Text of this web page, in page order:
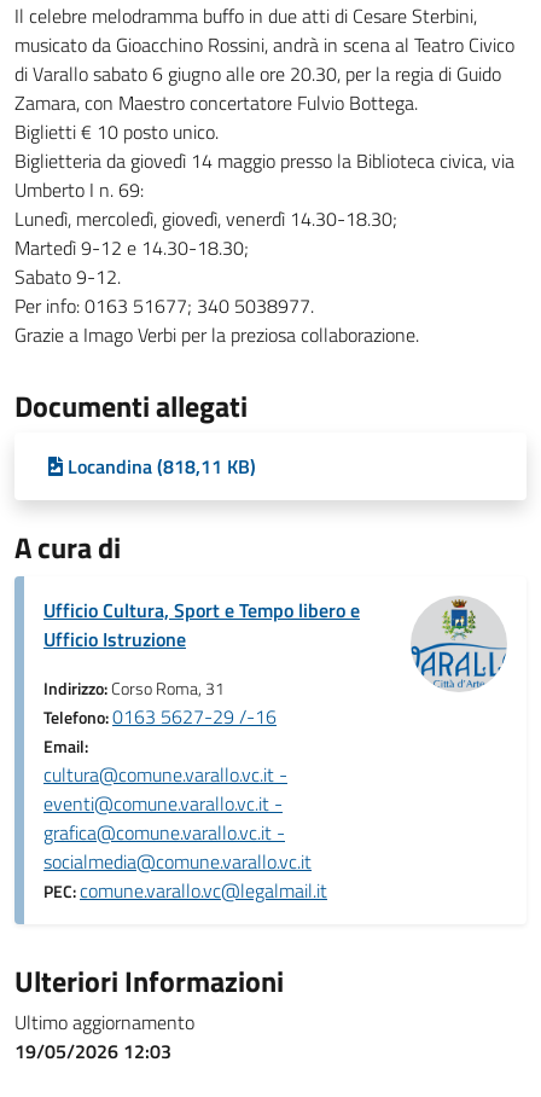
Il celebre melodramma buffo in due atti di Cesare Sterbini,
musicato da Gioacchino Rossini, andrà in scena al Teatro Civico
di Varallo sabato 6 giugno alle ore 20.30, per la regia di Guido
Zamara, con Maestro concertatore Fulvio Bottega.
Biglietti € 10 posto unico.
Biglietteria da giovedì 14 maggio presso la Biblioteca civica, via
Umberto I n. 69:
Lunedì, mercoledì, giovedì, venerdì 14.30-18.30;
Martedì 9-12 e 14.30-18.30;
Sabato 9-12.
Per info: 0163 51677; 340 5038977.
Grazie a Imago Verbi per la preziosa collaborazione.
Documenti allegati
Locandina (818,11 KB)
A cura di
Ufficio Cultura, Sport e Tempo libero e
Ufficio Istruzione
Indirizzo:Corso Roma, 31
Telefono:0163 5627-29 /-16
Email:
cultura@comune.varallo.vc.it -
eventi@comune.varallo.vc.it -
grafica@comune.varallo.vc.it -
socialmedia@comune.varallo.vc.it
PEC:comune.varallo.vc@legalmail.it
Ulteriori Informazioni
Ultimo aggiornamento
19/05/2026 12:03